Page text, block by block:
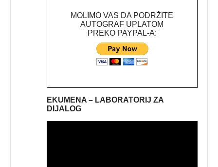
MOLIMO VAS DA PODRŽITE
AUTOGRAF UPLATOM
PREKO PAYPAL-A:
EKUMENA – LABORATORIJ ZA
DIJALOG